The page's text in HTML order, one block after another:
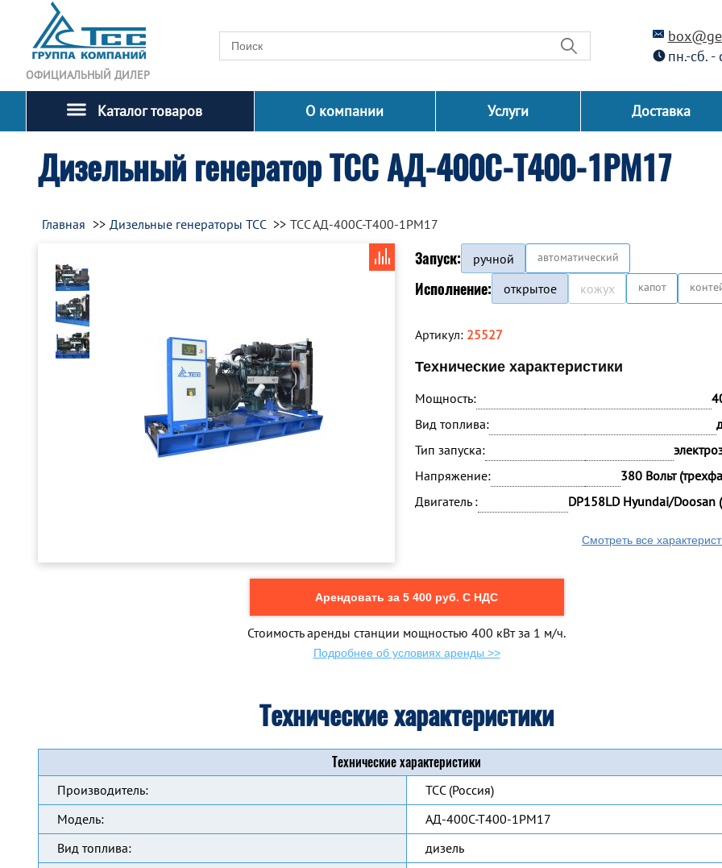
ОФИЦИАЛЬНЫЙ ДИЛЕР
пн.-сб.
Каталог товаров О компании Услуги Доставка
Дизельный генератор ТСС АД-400С-Т400-1РМ17
Главная Дизельные генераторы ТСС ТСС АД-400С-Т400-1РМ17
Запуск: ручной автоматический
Исполнение: открытое кожух капот
Артикул: 25527
Технические характеристики
Мощность:
Вид топлива:
Тип запуска:
Напряжение:
380 Вольт
Двигатель :
DP158LD Hyundai/
Смотреть все
Арендовать за 5 400 руб. С НДС
Стоимость аренды станции мощностью 400 кВт за 1 м/ч.
Подробнее об условиях аренды >>
Технические характеристики
Технические характеристики
Производитель:
ТСС (Россия)
Модель:
АД-400С-Т400-1РМ17
Вид топлива:
дизель